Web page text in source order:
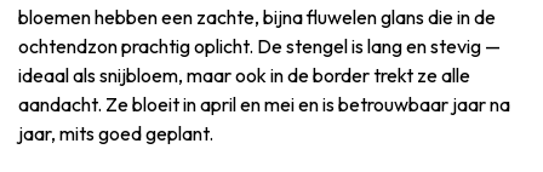
bloemen hebben een zachte, bijna fluwelen glans die in de
ochtendzon prachtig oplicht. De stengel is lang en stevig —
ideaal als snijbloem, maar ook in de border trekt ze alle
aandacht. Ze bloeit in april en mei en is betrouwbaar jaar na
jaar, mits goed geplant.